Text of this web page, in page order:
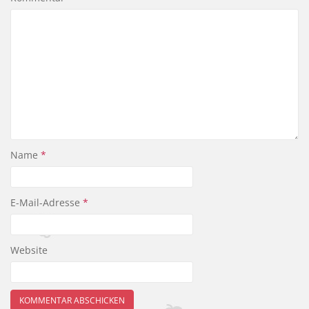
Name *
E-Mail-Adresse *
Website